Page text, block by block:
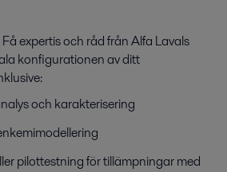
expertis och råd från Alfa Lavals
konfigurationen av ditt
och karakterisering
pilottestning för tillämpningar med